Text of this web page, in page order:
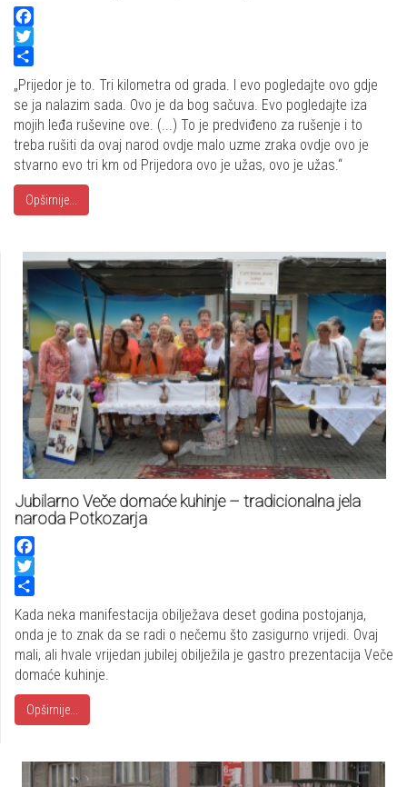
Facebook
Twitter
Share
„Prijedor je to. Tri kilometra od grada. I evo pogledajte ovo gdje
se ja nalazim sada. Ovo je da bog sačuva. Evo pogledajte iza
mojih leđa ruševine ove. (...) To je predviđeno za rušenje i to
treba rušiti da ovaj narod ovdje malo uzme zraka ovdje ovo je
stvarno evo tri km od Prijedora ovo je užas, ovo je užas.“
Opširnije...
Jubilarno Veče domaće kuhinje – tradicionalna jela
naroda Potkozarja
Facebook
Twitter
Share
Kada neka manifestacija obilježava deset godina postojanja,
onda je to znak da se radi o nečemu što zasigurno vrijedi. Ovaj
mali, ali hvale vrijedan jubilej obilježila je gastro prezentacija Veče
domaće kuhinje.
Opširnije...